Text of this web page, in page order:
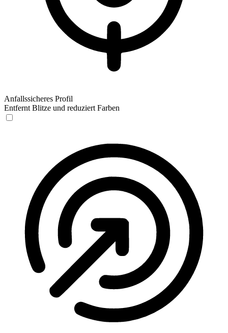
Anfallssicheres Profil
Entfernt Blitze und reduziert Farben